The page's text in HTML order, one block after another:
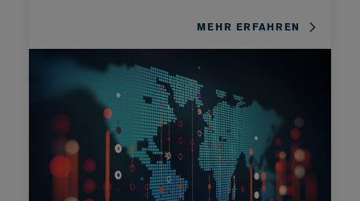
MEHR ERFAHREN